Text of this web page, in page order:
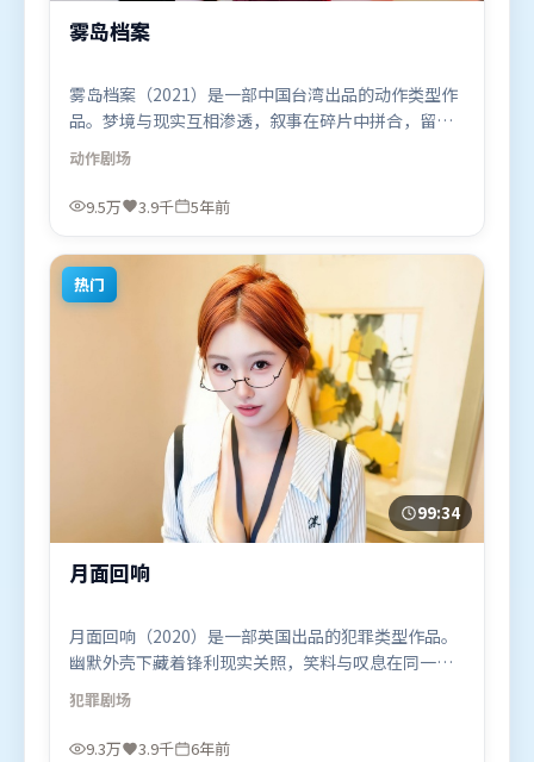
雾岛档案
雾岛档案（2021）是一部中国台湾出品的动作类型作
品。梦境与现实互相渗透，叙事在碎片中拼合，留给
观众回味空间。视听风格统一而富有实验感，配乐与
画面情绪贴合。由丹尼斯·维伦纽瓦执导，汤唯、基
里安·墨菲、周冬雨，谭卓等联袂出演。影片于2021
欢动作题材的观众观看。
动作剧场
9.5万 3.9千 5年前
热门
99:34
月面回响
月面回响（2020）是一部英国出品的犯罪类型作品。
幽默外壳下藏着锋利现实关照，笑料与叹息在同一场
景里并存。叙事线索多线并进，最终在关键节点收
束。由娄烨执导，全智贤、易烊千玺、木村拓哉，张
家辉等联袂出演。影片于2020年1月9日（英国）在部
犯罪剧场
9.3万 3.9千 6年前